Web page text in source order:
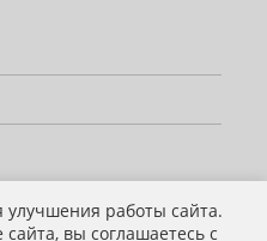
работы сайта.
вы соглашаетесь с
Политика конфиденциальности